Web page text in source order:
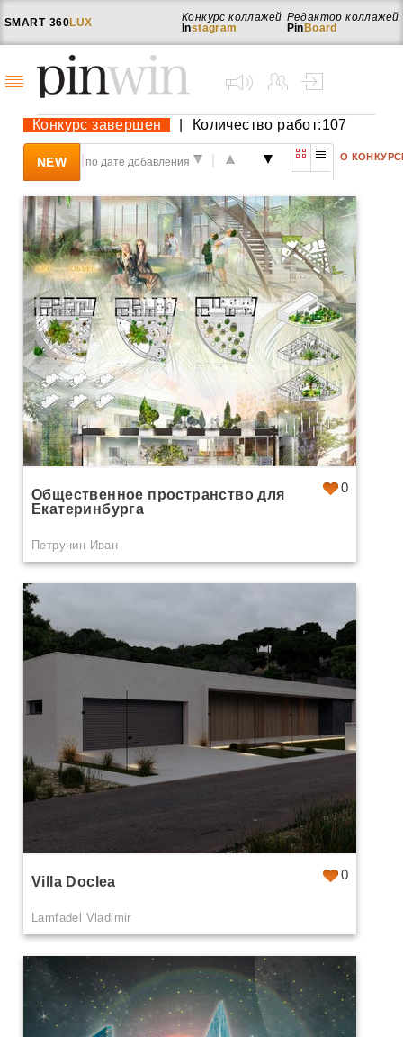
SMART 360LUX
Редактор коллажей
Pin Board
Конкурс коллажей
Instagram
Конкурс завершен Количество работ:107
NEW О
0
Общественное пространство для
Екатеринбурга
Петрунин Иван
0
Villa Doclea
Lamfadel Vladimir